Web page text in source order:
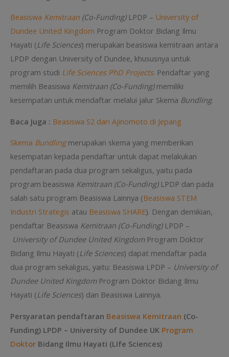
Beasiswa Kemitraan (Co-Funding)LPDP – University of
Dundee United Kingdom Program Doktor Bidang Ilmu
Hayati (Life Sciences) merupakan beasiswa kemitraan antara
LPDP dengan University of Dundee, khususnya untuk
program studi Life Sciences PhD Projects. Pendaftar yang
memilih Beasiswa Kemitraan (Co-Funding)memiliki
kesempatan untuk mendaftar melalui jalur Skema Bundling.
Baca Juga : Beasiswa S2 dari Ajinomoto di Jepang
Skema Bundlingmerupakan skema yang memberikan
kesempatan kepada pendaftar untuk dapat melakukan
pendaftaran pada dua program sekaligus, yaitu pada
program beasiswa Kemitraan (Co-Funding)LPDP dan pada
salah satu program Beasiswa Lainnya (Beasiswa STEM
Industri Strategis atau Beasiswa SHARE). Dengan demikian,
pendaftar Beasiswa Kemitraan (Co-Funding)LPDP –
University of Dundee United KingdomProgram Doktor
Bidang Ilmu Hayati (Life Sciences) dapat mendaftar pada
dua program sekaligus, yaitu: Beasiswa LPDP – University of
Dundee United KingdomProgram Doktor Bidang Ilmu
Hayati (Life Sciences) dan Beasiswa Lainnya.
Persyaratan pendaftaran Beasiswa Kemitraan (Co-
Funding) LPDP – University of Dundee UK Program
Doktor Bidang Ilmu Hayati (LIfe Sciences)